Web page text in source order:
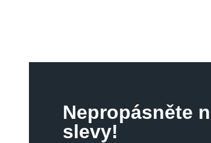
Nepropásněte
slevy!